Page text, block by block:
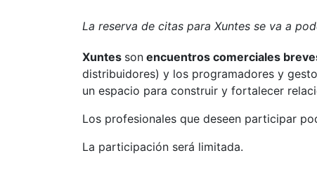
La reserva de citas para Xuntes se va a
Xuntes son encuentros comerciales
distribuidores) y los programadores y
un espacio para construir y fortalecer
Los profesionales que deseen participar
La participación será limitada.